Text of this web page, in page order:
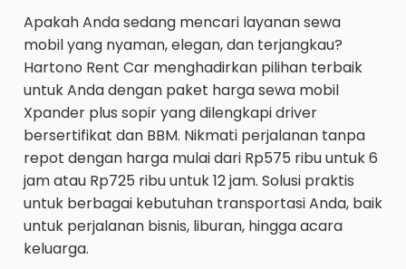
Apakah Anda sedang mencari layanan sewa
mobil yang nyaman, elegan, dan terjangkau?
Hartono Rent Car menghadirkan pilihan terbaik
untuk Anda dengan paket harga sewa mobil
Xpander plus sopir yang dilengkapi driver
bersertifikat dan BBM. Nikmati perjalanan tanpa
repot dengan harga mulai dari Rp575 ribu untuk 6
jam atau Rp725 ribu untuk 12 jam. Solusi praktis
untuk berbagai kebutuhan transportasi Anda, baik
untuk perjalanan bisnis, liburan, hingga acara
keluarga.